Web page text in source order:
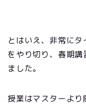
とはいえ、非常に
をやり切り、春期
ました。
授業はマスターよ